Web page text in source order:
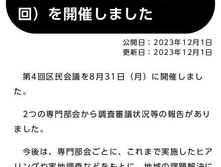
回）を開催しました
公開日： 2023年12月1日
更新日： 2023年12月1日
第4回区民会議を8月31日（月）に開催しまし
た。
2つの専門部会から調査審議状況等の報告があり
ました。
今後は、専門部会ごとに、これまで実施したヒア